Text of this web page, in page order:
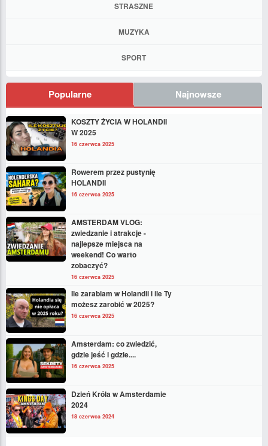
STRASZNE
MUZYKA
SPORT
Popularne Najnowsze
KOSZTY ŻYCIA W HOLANDII
W 2025
16 czerwca 2025
Rowerem przez pustynię
HOLANDII
16 czerwca 2025
AMSTERDAM VLOG:
zwiedzanie i atrakcje -
najlepsze miejsca na
weekend! Co warto
zobaczyć?
16 czerwca 2025
Ile zarabiam w Holandii i ile Ty
możesz zarobić w 2025?
16 czerwca 2025
Amsterdam: co zwiedzić,
gdzie jeść i gdzie....
16 czerwca 2025
Dzień Króla w Amsterdamie
2024
18 czerwca 2024